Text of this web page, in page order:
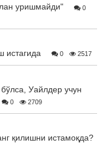
уришмайди"
0
истагида 0 2517
Уайлдер учун
0 2709
қилишни истамоқда?